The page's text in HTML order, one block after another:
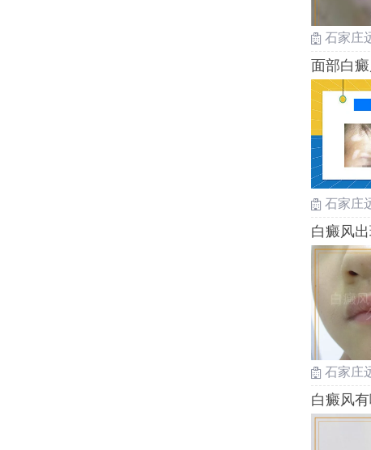
石家庄
面部白
石家庄
白癜风
石家庄
白癜风